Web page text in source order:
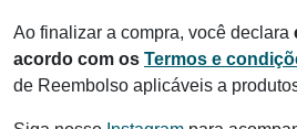
Ao finalizar a compra, você declara
acordo com os Termos e
de Reembolso aplicáveis a